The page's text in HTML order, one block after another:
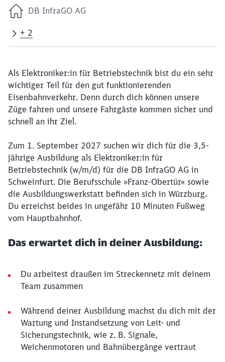
DB InfraGO AG
+ 2
Als Elektroniker:in für Betriebstechnik bist du ein sehr
wichtiger Teil für den gut funktionierenden
Eisenbahnverkehr. Denn durch dich können unsere
Züge fahren und unsere Fahrgäste kommen sicher und
schnell an ihr Ziel.
Zum 1. September 2027 suchen wir dich für die 3,5-
jährige Ausbildung als Elektroniker:in für
Betriebstechnik (w/m/d) für die DB InfraGO AG in
Schweinfurt. Die Berufsschule »Franz-Obertür« sowie
die Ausbildungswerkstatt befinden sich in Würzburg.
Du erreichst beides in ungefähr 10 Minuten Fußweg
vom Hauptbahnhof.
Das erwartet dich in deiner Ausbildung:
Du arbeitest draußen im Streckennetz mit deinem
Team zusammen
Während deiner Ausbildung machst du dich mit der
Wartung und Instandsetzung von Leit- und
Sicherungstechnik, wie z. B. Signale,
Weichenmotoren und Bahnübergänge vertraut